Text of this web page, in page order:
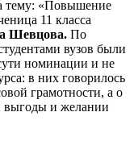
тему: «Повышение
11 класса
Шевцова. По
вузов были
номинации и не
в них говорилось
грамотности, а о
выгоды и желании